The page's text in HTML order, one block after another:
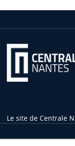
Le site de Centrale